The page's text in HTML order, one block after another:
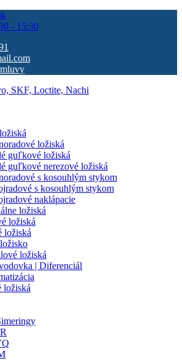
- 15:30
ložiská
guľkové ložiská
guľkové nerezové ložiská
s kosouhlým stykom
s kosouhlým stykom
naklápacie
ložiská
ložiská
ložiská
ložiská
| Diferenciál
ložiská